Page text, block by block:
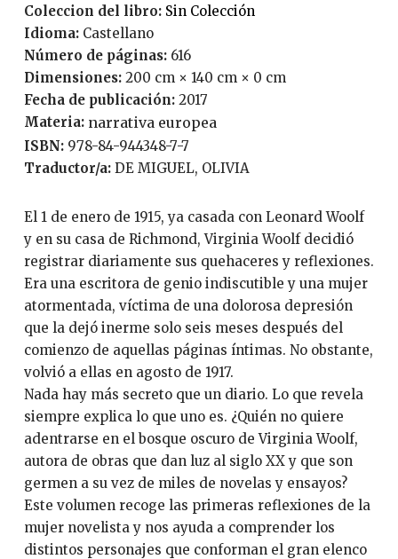
Coleccion del libro:
Sin Colección
Idioma:
Castellano
Número de páginas:
616
Dimensiones: 200 cm × 140 cm × 0 cm
Fecha de publicación:
2017
Materia: narrativa europea
ISBN:
978-84-944348-7-7
Traductor/a:
DE MIGUEL, OLIVIA
El 1 de enero de 1915, ya casada con Leonard Woolf
y en su casa de Richmond, Virginia Woolf decidió
registrar diariamente sus quehaceres y reflexiones.
Era una escritora de genio indiscutible y una mujer
atormentada, víctima de una dolorosa depresión
que la dejó inerme solo seis meses después del
comienzo de aquellas páginas íntimas. No obstante,
volvió a ellas en agosto de 1917.
Nada hay más secreto que un diario. Lo que revela
siempre explica lo que uno es. ¿Quién no quiere
adentrarse en el bosque oscuro de Virginia Woolf,
autora de obras que dan luz al siglo XX y que son
germen a su vez de miles de novelas y ensayos?
Este volumen recoge las primeras reflexiones de la
mujer novelista y nos ayuda a comprender los
distintos personajes que conforman el gran elenco